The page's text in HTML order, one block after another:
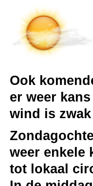
Ook
er weer
wind is
weer enkele
tot lokaal